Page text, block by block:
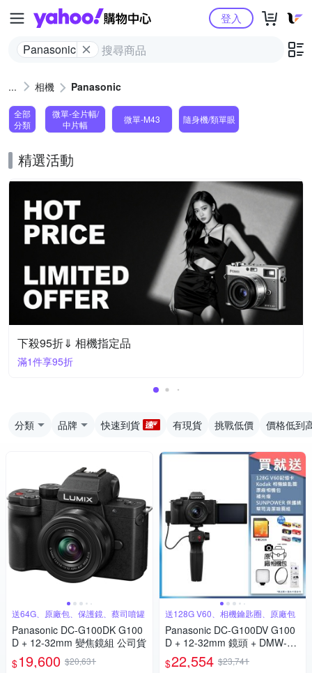
Yahoo購物中心
Panasonic
登入
相機 Panasonic
全部
分類
微單-全片幅/
中片幅
微單-M43 隨身機/類單眼
精選活動
下殺95折⇓ 相機指定品
滿1件享95折
分類 品牌 快速到貨 有現貨 挑戰低價 價格低到
送64G、原廠包、保護鏡、蔡司噴罐
Panasonic DC-G100DK G100
D + 12-32mm 變焦鏡組 公司貨
$19,600 $20,631
送128G V60、相機鑰匙圈、原廠包
Panasonic DC-G100DV G100
D + 12-32mm 鏡頭 + DMW-SH
GR2 三腳架握把組 公司貨
$22,554 $23,741